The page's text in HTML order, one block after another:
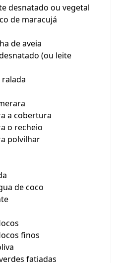
desnatado ou vegetal
de maracujá
de aveia
(ou leite
a cobertura
o recheio
polvilhar
de coco
finos
fatiadas